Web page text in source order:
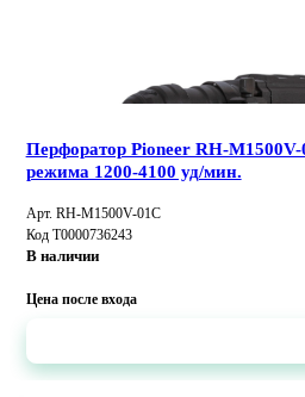
Перфоратор Pioneer RH-
режима 1200-4100 уд/мин.
Арт. RH-M1500V-01C
Код Т0000736243
В наличии
Цена после входа